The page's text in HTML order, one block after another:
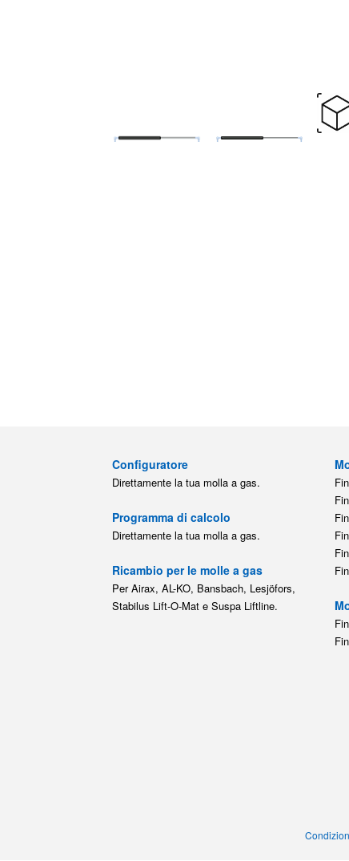
Configuratore
Direttamente la tua molla a gas.
Programma di calcolo
Direttamente la tua molla a gas.
Ricambio per le molle a gas
Per Airax, AL-KO, Bansbach, Lesjöfors,
Stabilus Lift-O-Mat e Suspa Liftline.